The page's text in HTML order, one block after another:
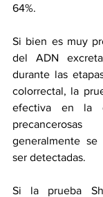
64%.
Si bien es muy
del ADN
durante las
colorrectal, la
efectiva en la
generalmente
ser detectadas.
Si la prueba